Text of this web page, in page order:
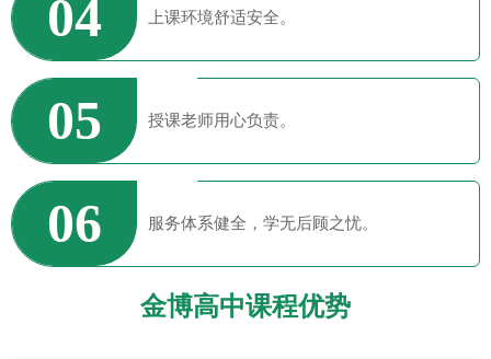
04 上课环境舒适安全。
05 授课老师用心负责。
06 服务体系健全，学无后顾之忧。
金博高中课程优势